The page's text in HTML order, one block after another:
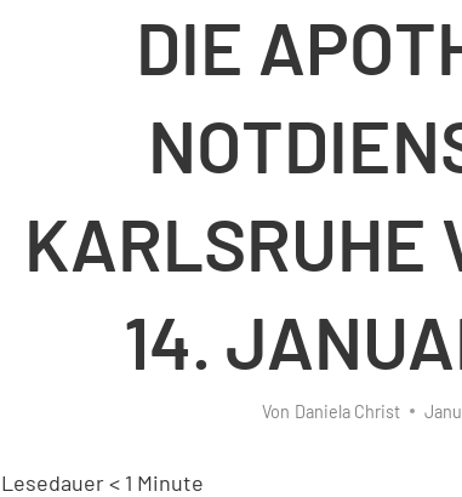
DIE
KARLSRUHE
14.
Von Daniela Christ
Lesedauer< 1 Minute